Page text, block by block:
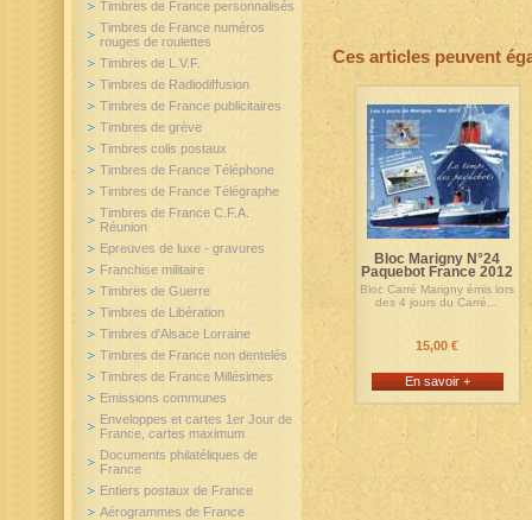
Ces articles peuvent
Bloc Marigny N°24
Paquebot France 2012
Bloc Carré Marigny émis lors
des 4 jours du Carré...
15,00 €
En savoir +
Timbres de France personnalisés
Timbres de France numéros
rouges de roulettes
Timbres de L.V.F.
Timbres de Radiodiffusion
Timbres de France publicitaires
Timbres de grève
Timbres colis postaux
Timbres de France Téléphone
Timbres de France Télégraphe
Timbres de France C.F.A.
Réunion
Epreuves de luxe - gravures
Franchise militaire
Timbres de Guerre
Timbres de Libération
Timbres d'Alsace Lorraine
Timbres de France non dentelés
Timbres de France Millésimes
Emissions communes
Enveloppes et cartes 1er Jour de
France, cartes maximum
Documents philatéliques de
France
Entiers postaux de France
Aérogrammes de France